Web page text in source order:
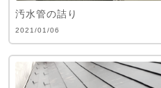
汚水管の詰り
2021/01/06